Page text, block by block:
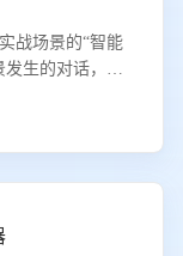
战场景的“智能
发生的对话，企